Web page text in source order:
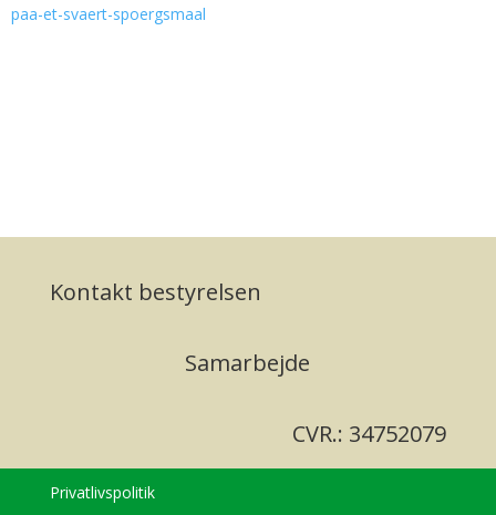
paa-et-svaert-spoergsmaal
Kontakt bestyrelsen
Samarbejde
CVR.: 34752079
Privatlivspolitik